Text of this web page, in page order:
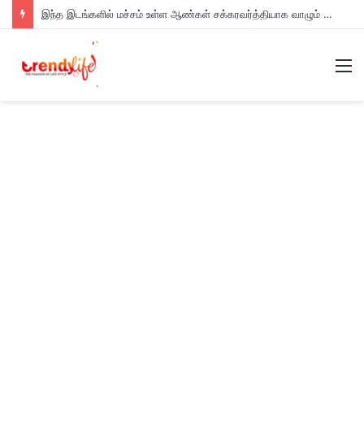
இந்த இடங்களில் மச்சம் உள்ள ஆண்கள் சக்கரவர்த்தியாக வாழும் அதிர்ஷ்டம் உள்ளவர்களாம் – உங்களுக்கு இருக்கா?